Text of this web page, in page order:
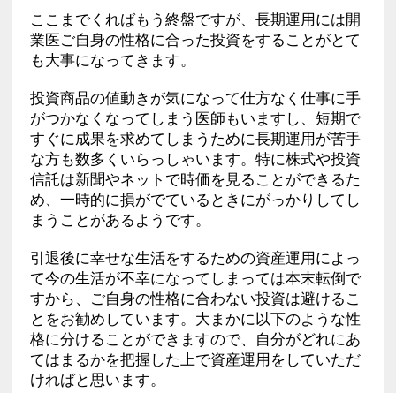
ここまでくればもう終盤ですが、長期運用には開
業医ご自身の性格に合った投資をすることがとて
も大事になってきます。
投資商品の値動きが気になって仕方なく仕事に手
がつかなくなってしまう医師もいますし、短期で
すぐに成果を求めてしまうために長期運用が苦手
な方も数多くいらっしゃいます。特に株式や投資
信託は新聞やネットで時価を見ることができるた
め、一時的に損がでているときにがっかりしてし
まうことがあるようです。
引退後に幸せな生活をするための資産運用によっ
て今の生活が不幸になってしまっては本末転倒で
すから、ご自身の性格に合わない投資は避けるこ
とをお勧めしています。大まかに以下のような性
格に分けることができますので、自分がどれにあ
てはまるかを把握した上で資産運用をしていただ
ければと思います。